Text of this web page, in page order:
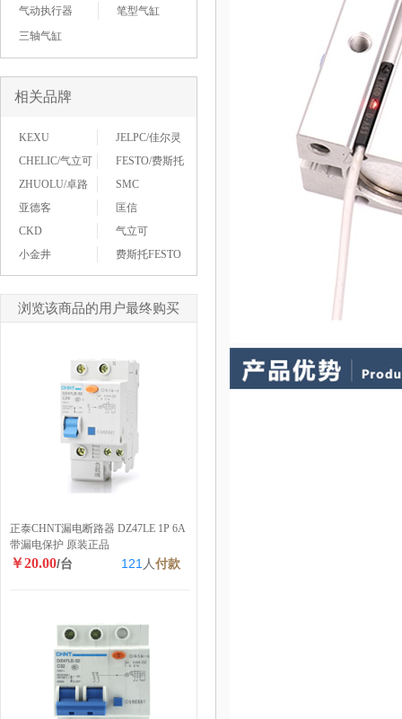
气动执行器
笔型气缸
三轴气缸
相关品牌
KEXU
JELPC/佳尔灵
CHELIC/气立可
FESTO/费斯托
ZHUOLU/卓路
SMC
亚德客
匡信
CKD
气立可
小金井
费斯托FESTO
浏览该商品的用户最终购买
正泰CHNT漏电断路器 DZ47LE 1P 6A
带漏电保护 原装正品
￥20.00/台 121 人付款